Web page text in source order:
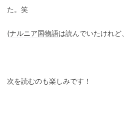
た。笑
(ナルニア国物語は読んでいたけれど、
次を読むのも楽しみです！